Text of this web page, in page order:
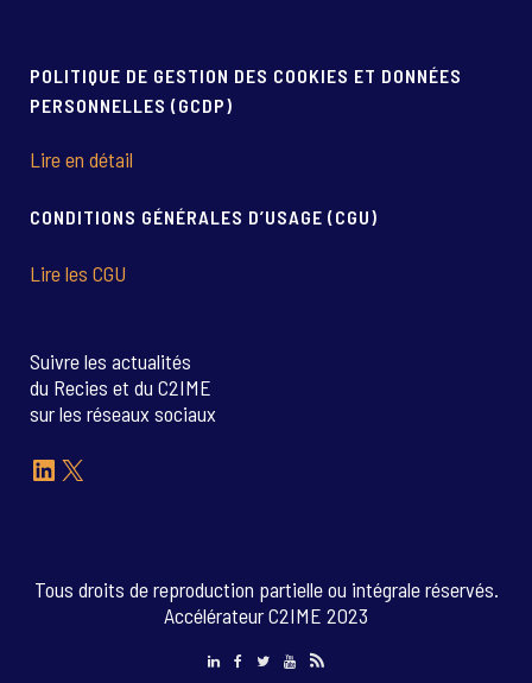
POLITIQUE DE GESTION DES COOKIES ET DONNÉES
PERSONNELLES (GCDP)
Lire en détail
CONDITIONS GÉNÉRALES D’USAGE (CGU)
Lire les CGU
Suivre les actualités
du Recies et du C2IME
sur les réseaux sociaux
LinkedIn
X
Tous droits de reproduction partielle ou intégrale réservés.
Accélérateur C2IME 2023